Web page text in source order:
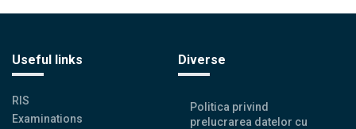
Useful links
RIS
Examinations
Diverse
Politica privind
prelucrarea datelor cu